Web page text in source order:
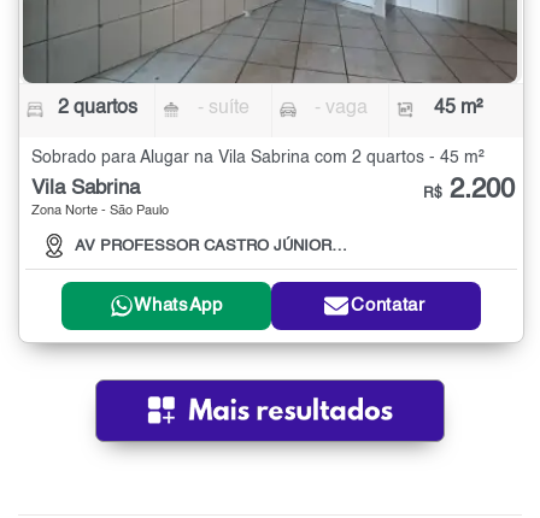
2 quartos - suíte - vaga 45 m²
Sobrado para Alugar na Vila Sabrina com 2 quartos - 45 m²
Vila Sabrina
Zona Norte - São Paulo
AV PROFESSOR CASTRO JÚNIOR, 320
R$ 2.200
WhatsApp Contatar